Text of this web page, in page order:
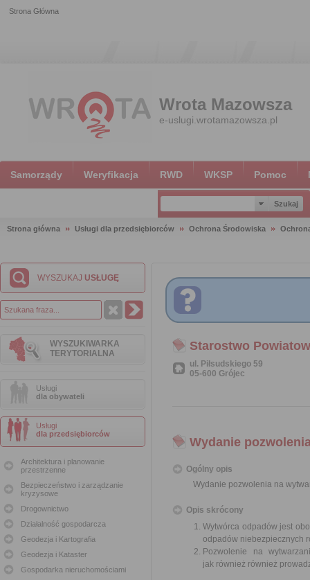
Strona Główna
Wrota Mazowsza
e-uslugi.wrotamazowsza.pl
Samorządy Weryfikacja RWD WKSP Pomoc
Strona główna Usługi dla przedsiębiorców Ochrona Środowiska
WYSZUKAJ USŁUGĘ
WYSZUKIWARKA
TERYTORIALNA
Usługi
dla obywateli
Usługi
dla przedsiębiorców
Architektura i planowanie
przestrzenne
Bezpieczeństwo i zarządzanie
kryzysowe
Drogownictwo
Działalność gospodarcza
Geodezja i Kartografia
Geodezja i Kataster
Gospodarka nieruchomościami
Starostwo
ul. Piłsudskiego 59
05-600 Grójec
Wydanie
Ogólny opis
Wydanie pozwolenia na
Opis skrócony
Wytwórca odpadów jest
odpadów niebezpiecznych
Pozwolenie na
jak również również